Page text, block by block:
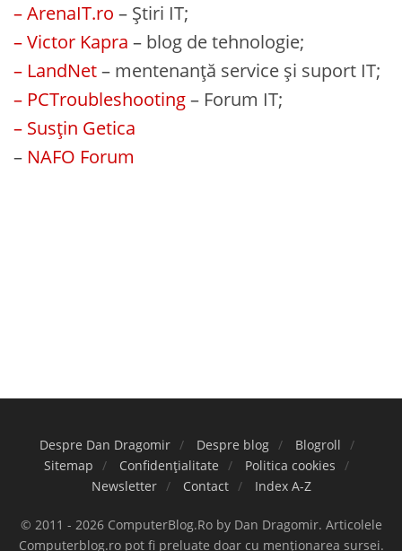
– ArenaIT.ro – Știri IT;
– Victor Kapra – blog de tehnologie;
– LandNet– mentenanță service și suport IT;
– PCTroubleshooting– Forum IT;
– Susțin Getica
– NAFO Forum
Despre Dan Dragomir Despre blog
Blogroll
Sitemap
Confidențialitate
Politica cookies
Newsletter
Contact Index A-Z
© 2011 - 2026 ComputerBlog.Ro by Dan Dragomir. Articolele
Computerblog.ro pot fi preluate doar cu menționarea sursei.